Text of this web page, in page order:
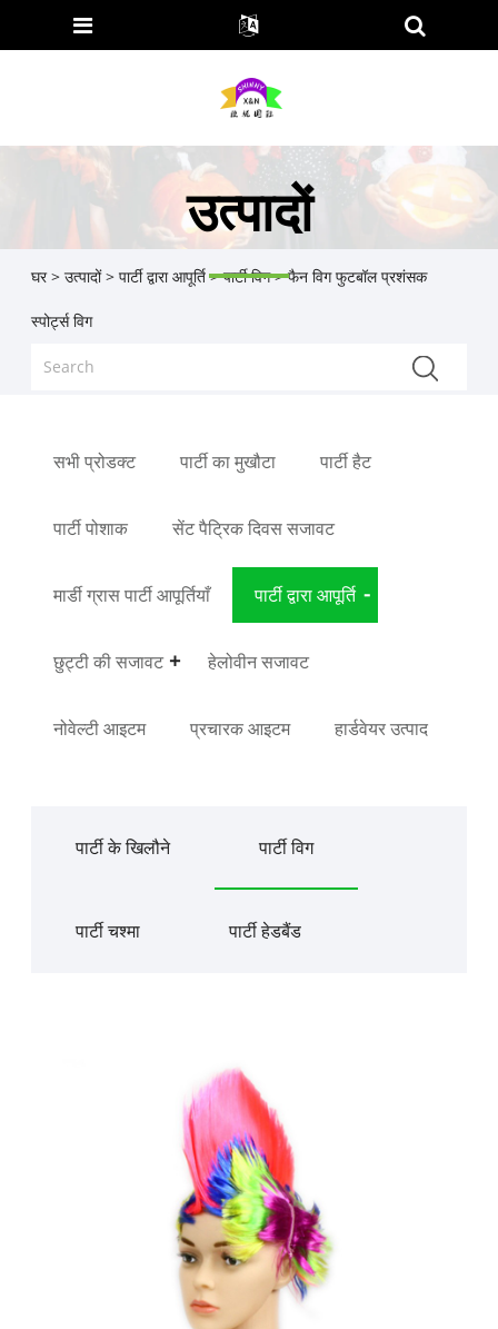
उत्पादों
घर > उत्पादों> पार्टी द्वारा आपूर्ति>पार्टी विग> फैन विग फुटबॉल प्रशंसक
स्पोर्ट्स विग
सभी प्रोडक्ट पार्टी का मुखौटा पार्टी हैट
पार्टी पोशाक सेंट पैट्रिक दिवस सजावट
मार्डी ग्रास पार्टी आपूर्तियाँ पार्टी द्वारा आपूर्ति
छुट्टी की सजावट हेलोवीन सजावट
नोवेल्टी आइटम प्रचारक आइटम हार्डवेयर उत्पाद
पार्टी के खिलौने पार्टी विग
पार्टी चश्मा पार्टी हेडबैंड